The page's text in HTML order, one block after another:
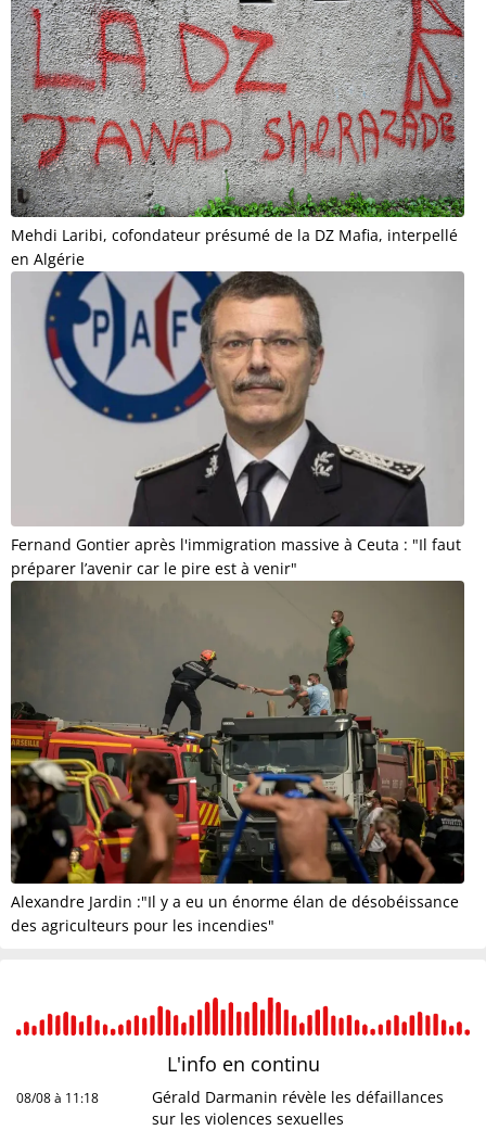
Mehdi Laribi, cofondateur présumé de la DZ Mafia, interpellé
en Algérie
Fernand Gontier après l'immigration massive à Ceuta : "Il faut
préparer l’avenir car le pire est à venir"
Alexandre Jardin :"Il y a eu un énorme élan de désobéissance
des agriculteurs pour les incendies"
L'info en continu
08/08 à 11:18
Gérald Darmanin révèle les défaillances
sur les violences sexuelles